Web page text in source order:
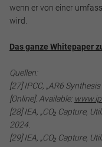
wenn er von einer
wird.
Das ganze Whitepaper
Quellen:
[27] IPCC, „AR6
[Online]. Available:
[28] IEA, „CO₂ Capture,
2024.
[29] IEA, „CO₂ Capture,